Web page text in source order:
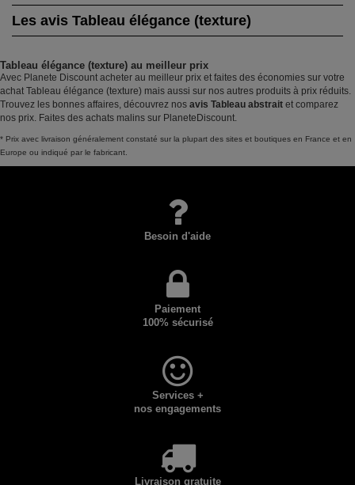
Les avis Tableau élégance (texture)
Tableau élégance (texture) au meilleur prix
Avec Planete Discount acheter au meilleur prix et faites des économies sur votre
achat Tableau élégance (texture) mais aussi sur nos autres produits à prix réduits.
Trouvez les bonnes affaires, découvrez nos avis Tableau abstrait et comparez
nos prix. Faites des achats malins sur PlaneteDiscount.
* Prix avec livraison généralement constaté sur la plupart des sites et boutiques en France et en
Europe ou indiqué par le fabricant.
Besoin d'aide
Paiement
100% sécurisé
Services +
nos engagements
Livraison gratuite